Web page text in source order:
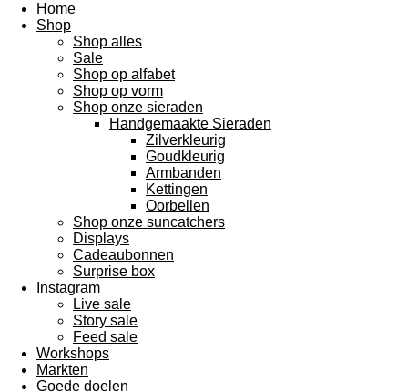
Home
Shop
Shop alles
Sale
Shop op alfabet
Shop op vorm
Shop onze sieraden
Handgemaakte Sieraden
Zilverkleurig
Goudkleurig
Armbanden
Kettingen
Oorbellen
Shop onze suncatchers
Displays
Cadeaubonnen
Surprise box
Instagram
Live sale
Story sale
Feed sale
Workshops
Markten
Goede doelen